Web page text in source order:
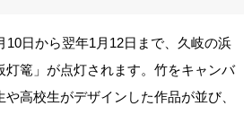
10日から翌年1月12日まで、久岐の浜
灯篭」が点灯されます。竹をキャンバ
高校生がデザインした作品が並び、